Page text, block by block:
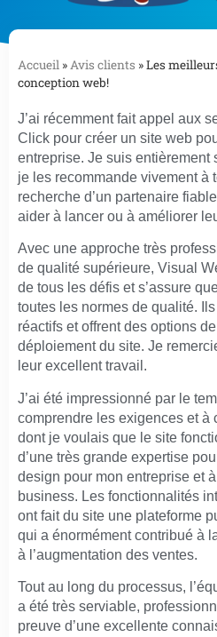
Accueil »Avis clients »Les
conception web!
J’ai récemment fait appel aux
Click pour créer un site web
entreprise. Je suis entièrement
je les recommande vivement à
recherche d’un partenaire
aider à lancer ou à améliorer
Avec une approche très
de qualité supérieure, Visual
de tous les défis et s’assure
toutes les normes de qualité.
réactifs et offrent des options
déploiement du site. Je
leur excellent travail.
J’ai été impressionné par le
comprendre les exigences et à
dont je voulais que le site
d’une très grande expertise
design pour mon entreprise et
business. Les fonctionnalités
ont fait du site une plateforme
qui a énormément contribué à
à l’augmentation des ventes.
Tout au long du processus,
a été très serviable,
preuve d’une excellente